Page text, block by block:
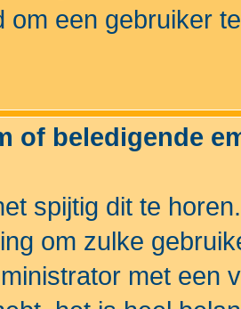
om een gebruiker
of beledigende
spijtig dit te
om zulke
met een